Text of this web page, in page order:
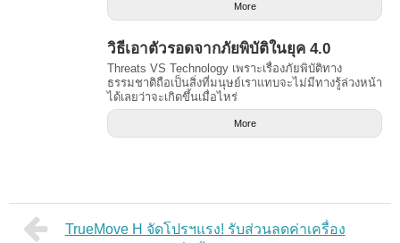
More
วิธีเอาตัวรอดจากภัยพิบัติในยุค 4.0
Threats VS Technology เพราะเรื่องภัยพิบัติทาง
ธรรมชาติถือเป็นสิ่งที่มนุษย์เราแทบจะไม่มีทางรู้ล่วงหน้า
ได้เลยว่าจะเกิดขึ้นเมื่อไหร่
More
TrueMove H จัดโปรฯแรง! รับส่วนลดค่าเครื่อง